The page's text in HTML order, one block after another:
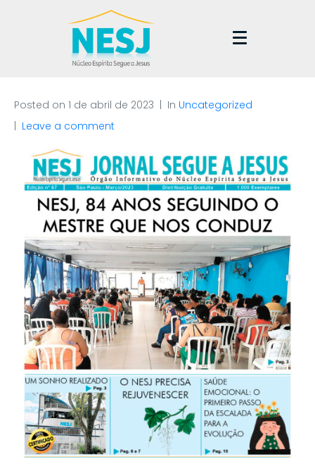
Posted on 1 de abril de 2023 In Uncategorized
Leave a comment